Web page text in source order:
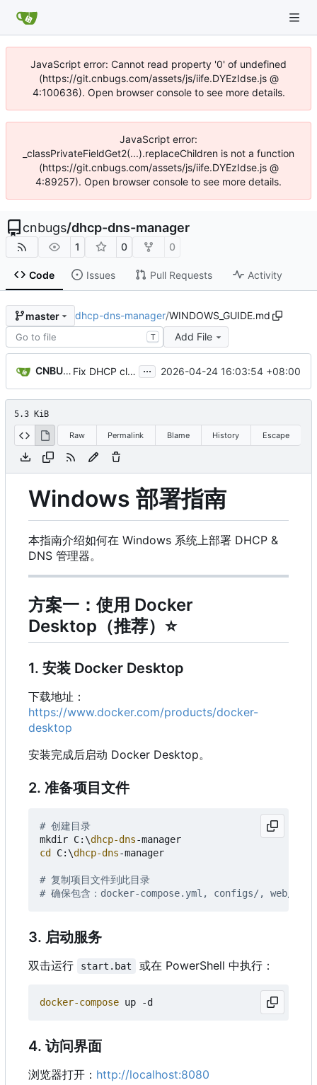
JavaScript error: Cannot read property '0' of undefined
(https://git.cnbugs.com/assets/js/iife.DYEzIdse.js @
4:100636). Open browser console to see more details.
JavaScript error:
_classPrivateFieldGet2(...).replaceChildren is not a function
(https://git.cnbugs.com/assets/js/iife.DYEzIdse.js @
4:89257). Open browser console to see more details.
cnbugs/dhcp-dns-manager
1 0 0
Code Issues Pull Requests Activity
master dhcp-dns-manager/WINDOWS_GUIDE.md
T Add File
CNBUGS AI Fix DHCP client unable to get IP and config not persisting ... 2026-04-24 16:03:54 +08:00
5.3 KiB
Raw Permalink Blame History Escape
Windows 部署指南
本指南介绍如何在 Windows 系统上部署 DHCP &
DNS 管理器。
方案一：使用 Docker
Desktop（推荐） ⭐
1. 安装 Docker Desktop
下载地址：
https://www.docker.com/products/docker-
desktop
安装完成后启动 Docker Desktop。
2. 准备项目文件
# 创建目录
mkdir C: \dhcp-dns-manager
cd C: \dhcp-dns-manager
# 复制项目文件到此目录
# 确保包含：docker-compose.yml, configs/, web/ 等
3. 启动服务
双击运行 start.bat 或在 PowerShell 中执行：
docker-compose up -d
4. 访问界面
浏览器打开： http://localhost:8080